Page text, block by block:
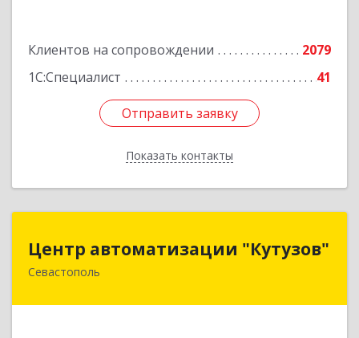
Клиентов на сопровождении
2079
1С:Специалист
41
Отправить заявку
Показать контакты
Отправить заявку
Назад
Центр автоматизации "Кутузов"
Севастополь
299011, Севастополь г, Генерала Петрова ул,